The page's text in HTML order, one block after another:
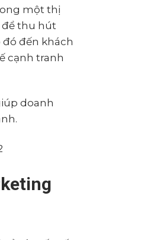
một thị
để thu hút
đến khách
cạnh tranh
doanh